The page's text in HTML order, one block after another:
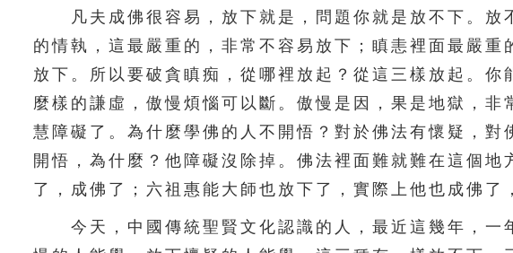
凡夫成佛很容易，放下就是，問題你就是放不下。放
的情執，這最嚴重的，非常不容易放下；瞋恚裡面最嚴
放下。所以要破貪瞋痴，從哪裡放起？從這三樣放起。
麼樣的謙虛，傲慢煩惱可以斷。傲慢是因，果是地獄，
慧障礙了。為什麼學佛的人不開悟？對於佛法有懷疑，
開悟，為什麼？他障礙沒除掉。佛法裡面難就難在這個
了，成佛了；六祖惠能大師也放下了，實際上他也成佛
今天，中國傳統聖賢文化認識的人，最近這幾年，一